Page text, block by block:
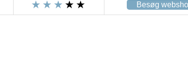
Besøg